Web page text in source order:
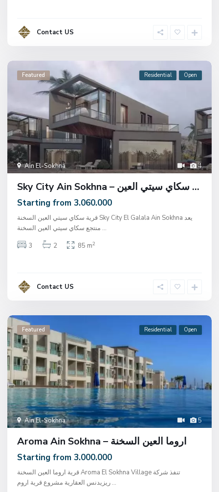
Contact US
4
Ain El-Sokhna
Featured Residential Open
Sky City Ain Sokhna – سكاي سيتي العين ...
Starting from 3.060.000
قرية سكاي سيتي العين السخنة Sky City El Galala Ain Sokhna يعد
...
3
2 85 m2
Contact US
5
Ain El-Sokhna
Featured Residential Open
Aroma Ain Sokhna – اروما العين السخنة
Starting from 3.000.000
قرية اروما العين السخنة Aroma El Sokhna Village تنفذ شركة
...